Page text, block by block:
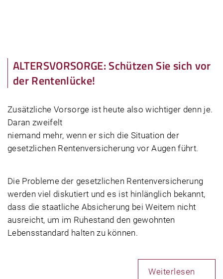
ALTERSVORSORGE: Schützen Sie sich vor
der Rentenlücke!
Zusätzliche Vorsorge ist heute also wichtiger denn je.
Daran zweifelt
niemand mehr, wenn er sich die Situation der
gesetzlichen Rentenversicherung vor Augen führt.
Die Probleme der gesetzlichen Rentenversicherung
werden viel diskutiert und es ist hinlänglich bekannt,
dass die staatliche Absicherung bei Weitem nicht
ausreicht, um im Ruhestand den gewohnten
Lebensstandard halten zu können.
Weiterlesen